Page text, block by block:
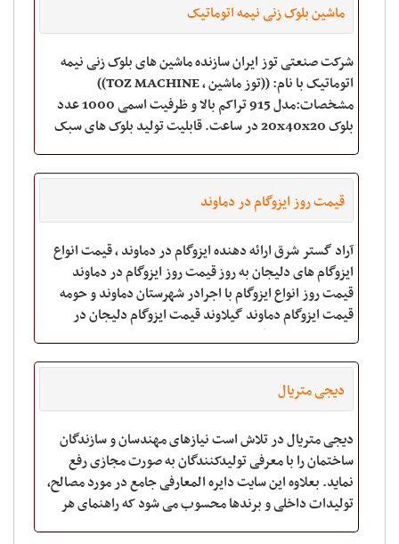
ماشین بلوک زنی نیمه اتوماتیک
شرکت صنعتی توز ایران سازنده ماشین های بلوک زنی نیمه
اتوماتیک با نام: ((توز ماشین , TOZ MACHINE))
مشخصات:مدل 915 تراکم بالا و ظرفیت اسمی 1000 عدد
بلوک 20x40x20 در ساعت. قابلیت تولید بلوک های سبک
قیمت روز ایزوگام در دماوند
آراد گستر شرق ارائه دهنده ایزوگام در دماوند ، قیمت انواع
ایزوگام های دلیجان به روز قیمت روز ایزوگام در دماوند
قیمت روز انواع ایزوگام با اجرادر شهرستان دماوند و حومه
قیمت ایزوگام دماوند گیلاوند قیمت ایزوگام دلیجان در
دیجی متریال
دیجی متریال در تلاش است نیازهای مهندسان و سازندگان
ساختمان را با معرفی تولیدکنندگان به صورت مجازی رفع
نماید. بعلاوه این سایت دایره المعارفی جامع در مورد مصالح،
تولیدات داخلی و برندها محسوب می شود که راهنمای هر